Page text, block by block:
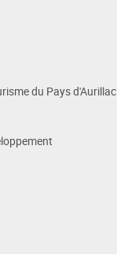
du Pays d'Aurillac